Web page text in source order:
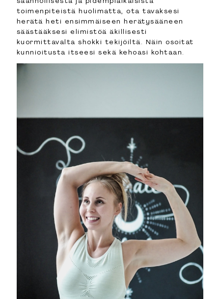
toimenpiteistä huolimatta, ota tavaksesi
herätä heti ensimmäiseen herätysääneen
säästääksesi elimistöä äkillisesti
kuormittavalta shokki tekijöiltä. Näin osoitat
kunnioitusta itseesi sekä kehoasi kohtaan.